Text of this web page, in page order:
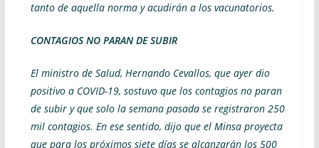
tanto de aquella norma y acudirán a los vacunatorios.
CONTAGIOS NO PARAN DE SUBIR
El ministro de Salud, Hernando Cevallos, que ayer dio
positivo a COVID-19, sostuvo que los contagios no paran
de subir y que solo la semana pasada se registraron 250
mil contagios. En ese sentido, dijo que el Minsa proyecta
que para los próximos siete días se alcanzarán los 500